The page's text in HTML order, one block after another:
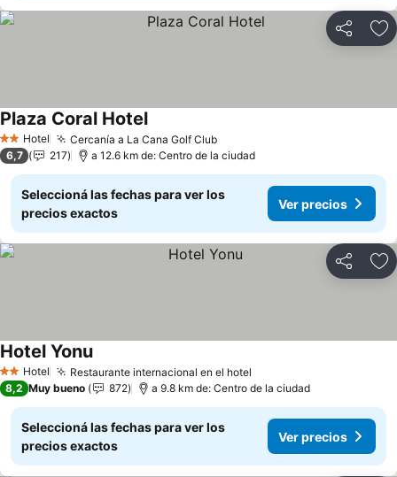
Compartir
2 Estrellas
Hotel Cercanía a La Cana Golf ClubVer precios
Plaza Coral HotelVer precios
6,7 217 a 12.6 km de: Centro de la ciudad
Seleccioná las fechas para ver los
precios exactos
Ver precios
Compartir
2 Estrellas
Hotel Restaurante internacional en el hotel
Hotel YonuVer precios
8,2 Muy bueno 872 a 9.8 km de: Centro de la ciudad
Seleccioná las fechas para ver los
precios exactos
Ver precios